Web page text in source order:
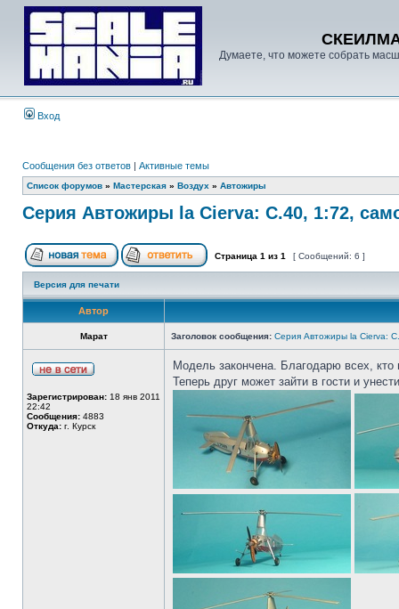
Думаете, что можете собрать
Вход
Сообщения без ответов | Активные темы
Список форумов » Мастерская » Воздух » Автожиры
Серия Автожиры la Cierva: C.40, 1:72,
Страница 1 из 1 [ Сообщений: 6 ]
Версия для печати
Автор
Марат Заголовок сообщения: Серия Автожиры la Cierva:
Зарегистрирован: 18 янв 2011
22:42
Сообщения: 4883
Откуда: г. Курск
Модель закончена. Благодарю всех,
Теперь друг может зайти в гости и